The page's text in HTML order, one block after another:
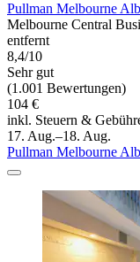
Pullman Melbourne
Melbourne Central
entfernt
8,4/10
Sehr gut
(1.001 Bewertungen)
104 €
inkl. Steuern &
17. Aug.–18. Aug.
Pullman Melbourne